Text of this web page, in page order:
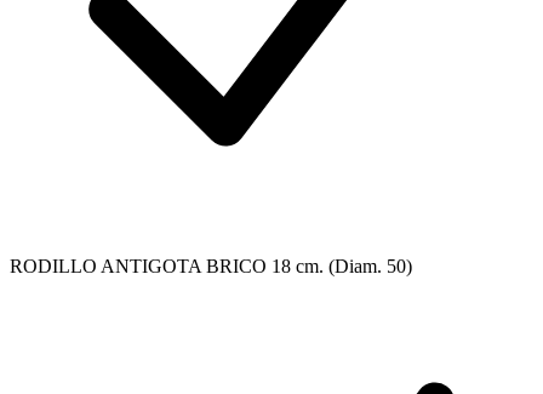
RODILLO ANTIGOTA BRICO 18 cm. (Diam. 50)